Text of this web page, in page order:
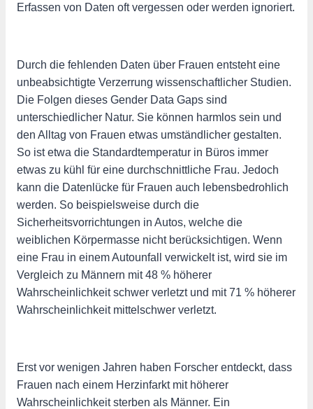
Erfassen von Daten oft vergessen oder werden ignoriert.
Durch die fehlenden Daten über Frauen entsteht eine
unbeabsichtigte Verzerrung wissenschaftlicher Studien.
Die Folgen dieses Gender Data Gaps sind
unterschiedlicher Natur. Sie können harmlos sein und
den Alltag von Frauen etwas umständlicher gestalten.
So ist etwa die Standardtemperatur in Büros immer
etwas zu kühl für eine durchschnittliche Frau. Jedoch
kann die Datenlücke für Frauen auch lebensbedrohlich
werden. So beispielsweise durch die
Sicherheitsvorrichtungen in Autos, welche die
weiblichen Körpermasse nicht berücksichtigen. Wenn
eine Frau in einem Autounfall verwickelt ist, wird sie im
Vergleich zu Männern mit 48 % höherer
Wahrscheinlichkeit schwer verletzt und mit 71 % höherer
Wahrscheinlichkeit mittelschwer verletzt.
Erst vor wenigen Jahren haben Forscher entdeckt, dass
Frauen nach einem Herzinfarkt mit höherer
Wahrscheinlichkeit sterben als Männer. Ein